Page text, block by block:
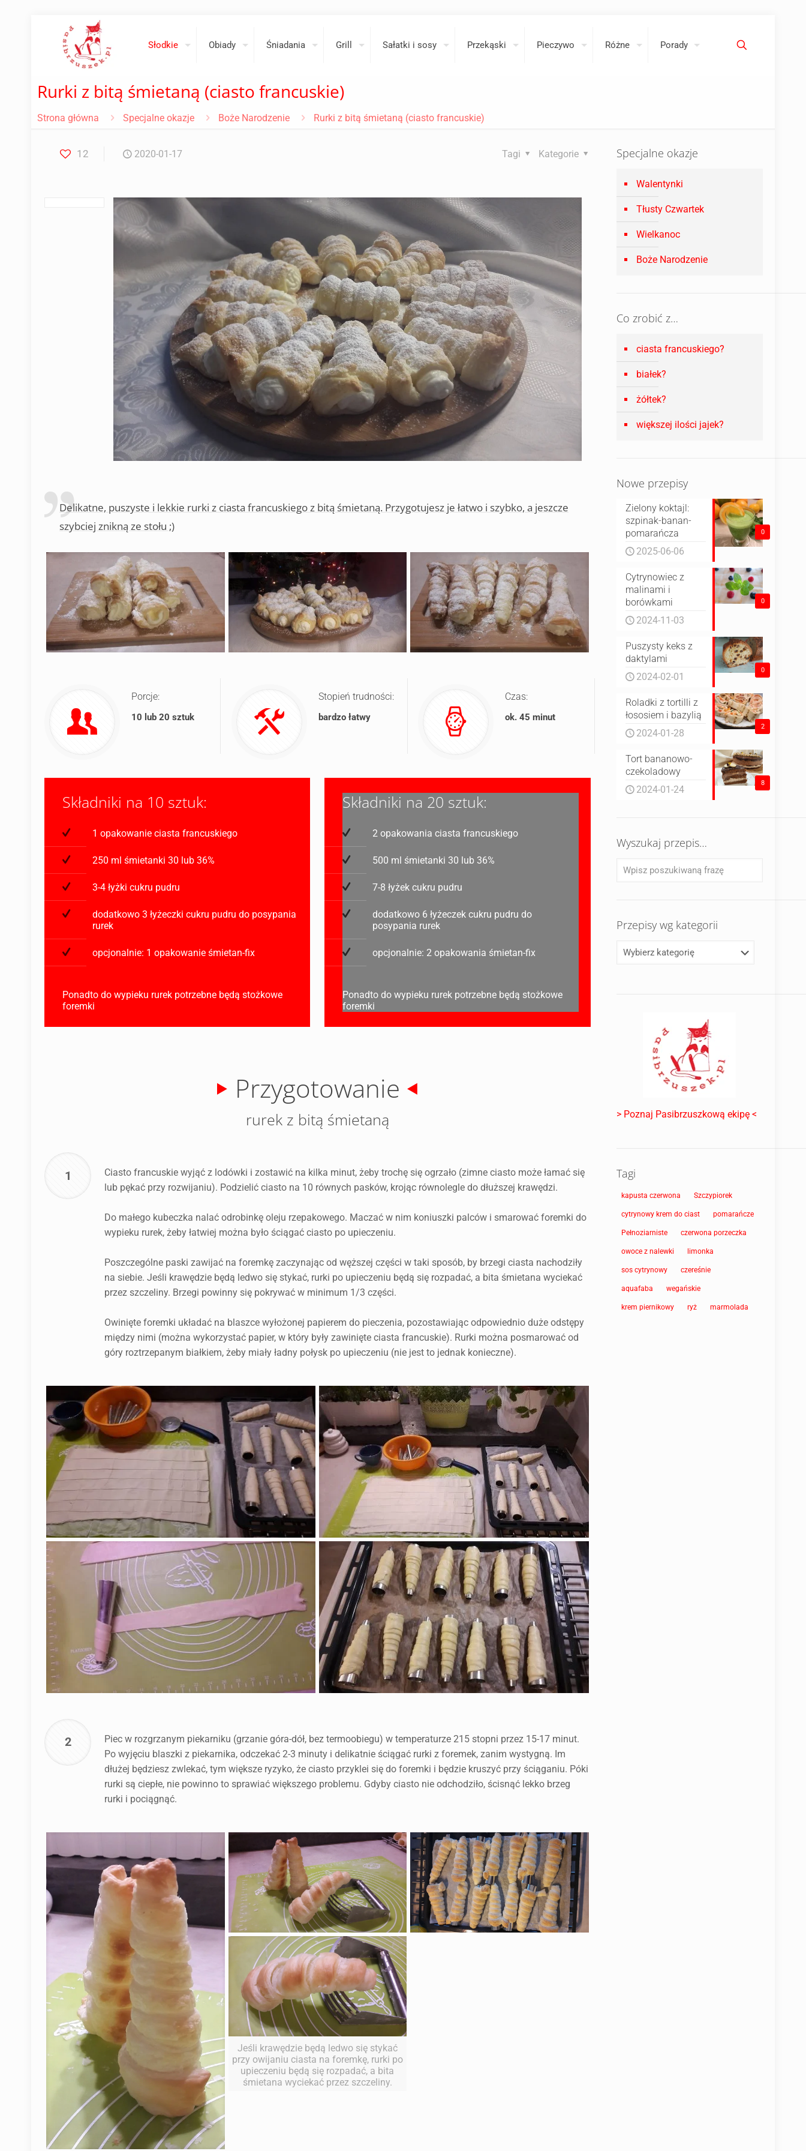
Słodkie Obiady Śniadania Grill Sałatki i sosy Przekąski Pieczywo Różne Porady
Rurki z bitą śmietaną (ciasto francuskie)
Strona główna Specjalne okazje Boże Narodzenie Rurki z bitą śmietaną (ciasto francuskie)
12 2020-01-17 Kategorie
Tagi
Delikatne, puszyste i lekkie rurki z ciasta francuskiego z bitą śmietaną. Przygotujesz je łatwo i szybko, a jeszcze
szybciej znikną ze stołu ;)
Porcje:
10 lub 20 sztuk
Stopień trudności:
bardzo łatwy
Czas:
ok. 45 minut
Składniki na 10 sztuk:
1 opakowanie ciasta francuskiego
250 ml śmietanki 30 lub 36%
3-4 łyżki cukru pudru
dodatkowo 3 łyżeczki cukru pudru do posypania
rurek
opcjonalnie: 1 opakowanie śmietan-fix
Ponadto do wypieku rurek potrzebne będą stożkowe
foremki
Składniki na 20 sztuk:
2 opakowania ciasta francuskiego
500 ml śmietanki 30 lub 36%
7-8 łyżek cukru pudru
dodatkowo 6 łyżeczek cukru pudru do
posypania rurek
opcjonalnie: 2 opakowania śmietan-fix
Ponadto do wypieku rurek potrzebne będą stożkowe
foremki
Przygotowanie
rurek z bitą śmietaną
1
Ciasto francuskie wyjąć z lodówki i zostawić na kilka minut, żeby trochę się ogrzało (zimne ciasto może łamać się
lub pękać przy rozwijaniu). Podzielić ciasto na 10 równych pasków, krojąc równolegle do dłuższej krawędzi.
Do małego kubeczka nalać odrobinkę oleju rzepakowego. Maczać w nim koniuszki palców i smarować foremki do
wypieku rurek, żeby łatwiej można było ściągać ciasto po upieczeniu.
Poszczególne paski zawijać na foremkę zaczynając od węższej części w taki sposób, by brzegi ciasta nachodziły
na siebie. Jeśli krawędzie będą ledwo się stykać, rurki po upieczeniu będą się rozpadać, a bita śmietana wyciekać
przez szczeliny. Brzegi powinny się pokrywać w minimum 1/3 części.
Owinięte foremki układać na blaszce wyłożonej papierem do pieczenia, pozostawiając odpowiednio duże odstępy
między nimi (można wykorzystać papier, w który były zawinięte ciasta francuskie). Rurki można posmarować od
góry roztrzepanym białkiem, żeby miały ładny połysk po upieczeniu (nie jest to jednak konieczne).
2
Piec w rozgrzanym piekarniku (grzanie góra-dół, bez termoobiegu) w temperaturze 215 stopni przez 15-17 minut.
Po wyjęciu blaszki z piekarnika, odczekać 2-3 minuty i delikatnie ściągać rurki z foremek, zanim wystygną. Im
dłużej będziesz zwlekać, tym większe ryzyko, że ciasto przyklei się do foremki i będzie kruszyć przy ściąganiu. Póki
rurki są ciepłe, nie powinno to sprawiać większego problemu. Gdyby ciasto nie odchodziło, ścisnąć lekko brzeg
rurki i pociągnąć.
Jeśli krawędzie będą ledwo się stykać
przy owijaniu ciasta na foremkę, rurki po
upieczeniu będą się rozpadać, a bita
śmietana wyciekać przez szczeliny.
Specjalne okazje
Walentynki
Tłusty Czwartek
Wielkanoc
Boże Narodzenie
Co zrobić z…
ciasta francuskiego?
białek?
żółtek?
większej ilości jajek?
Nowe przepisy
0
Zielony koktajl:
szpinak-banan-
pomarańcza
2025-06-06
0
Cytrynowiec z
malinami i
borówkami
2024-11-03
0
Puszysty keks z
daktylami
2024-02-01
2
Roladki z tortilli z
łososiem i bazylią
2024-01-28
8
Tort bananowo-
czekoladowy
2024-01-24
Wyszukaj przepis…
Przepisy wg kategorii
> Poznaj Pasibrzuszkową ekipę <
Tagi
kapusta czerwona Szczypiorek
cytrynowy krem do ciast pomarańcze
Pełnoziarniste czerwona porzeczka
owoce z nalewki limonka
sos cytrynowy czereśnie
aquafaba wegańskie
krem piernikowy ryż marmolada